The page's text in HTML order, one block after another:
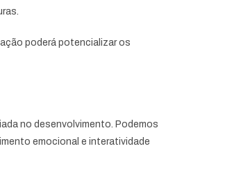
poderá potencializar os
no desenvolvimento. Podemos
emocional e interatividade